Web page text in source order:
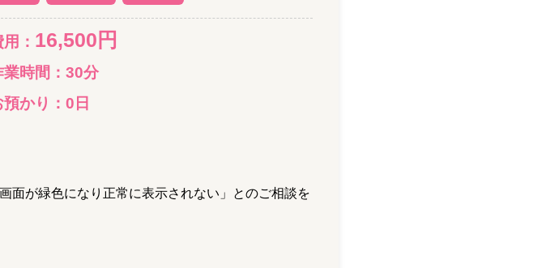
： 16,500 円
時間： 30分
預かり： 0 日
面が緑色になり正常に表示されない」とのご相談を